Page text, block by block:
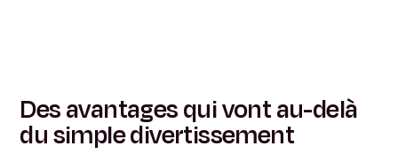
Des avantages qui vont au-delà
du simple divertissement